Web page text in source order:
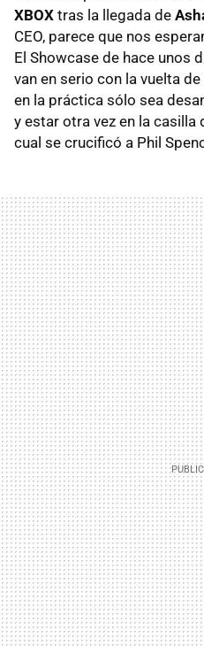
XBOX tras la llegada de
CEO, parece que nos
El Showcase de hace unos
van en serio con la vuelta
en la práctica sólo sea
y estar otra vez en la casilla
cual se crucificó a Phil